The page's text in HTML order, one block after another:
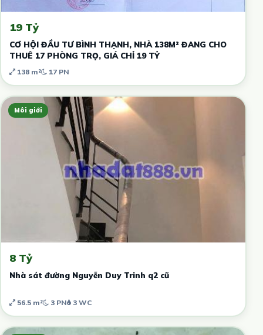
19 Tỷ
CƠ HỘI ĐẦU TƯ BÌNH THẠNH, NHÀ 138M² ĐANG CHO
THUÊ 17 PHÒNG TRỌ, GIÁ CHỈ 19 TỶ
138 m² 17 PN
Môi giới
8 Tỷ
Nhà sát đường Nguyễn Duy Trinh q2 cũ
56.5 m² 3 PN 3 WC